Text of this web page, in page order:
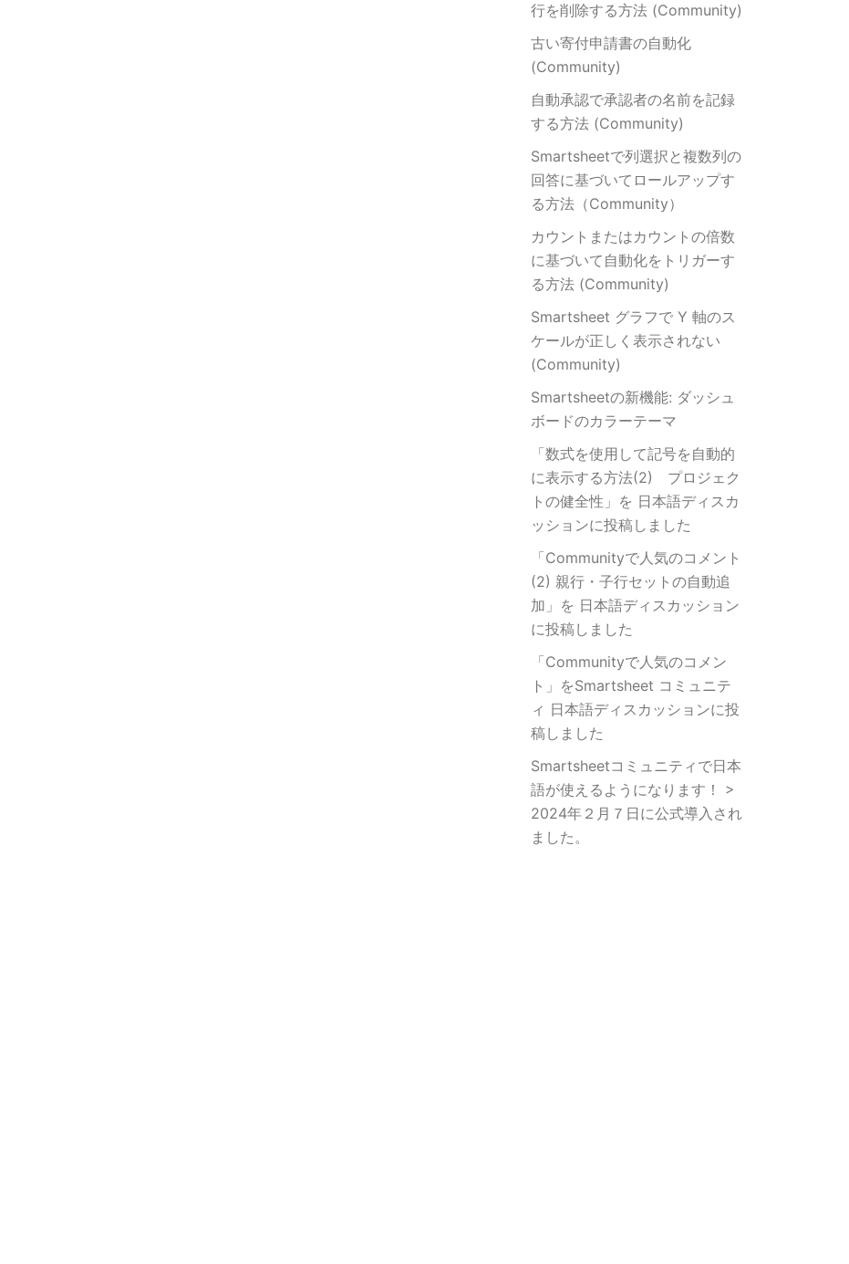
行を削除する方法 (Community)
古い寄付申請書の自動化
(Community)
自動承認で承認者の名前を記録
する方法 (Community)
Smartsheetで列選択と複数列の
回答に基づいてロールアップす
る方法（Community）
カウントまたはカウントの倍数
に基づいて自動化をトリガーす
る方法 (Community)
Smartsheet グラフで Y 軸のス
ケールが正しく表示されない
(Community)
Smartsheetの新機能: ダッシュ
ボードのカラーテーマ
「数式を使用して記号を自動的
に表示する方法(2) プロジェク
トの健全性」を 日本語ディスカ
ッションに投稿しました
「Communityで人気のコメント
(2) 親行・子行セットの自動追
加」を 日本語ディスカッション
に投稿しました
「Communityで人気のコメン
ト」をSmartsheet コミュニテ
ィ 日本語ディスカッションに投
稿しました
Smartsheetコミュニティで日本
語が使えるようになります！ >
2024年２月７日に公式導入され
ました。